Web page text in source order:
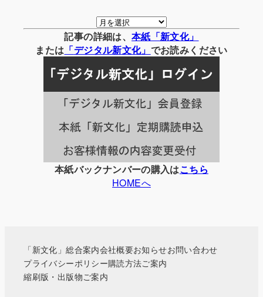
月
別
の
記
事
覧
記事の詳細は、 本紙「新文化」
または 「デジタル新文化」 でお読みください
本紙バックナンバーの購入はこちら
HOMEへ
「新文化」総合案内会社概要お知らせお問い合わせ
プライバシーポリシー購読方法ご案内
縮刷版・出版物ご案内